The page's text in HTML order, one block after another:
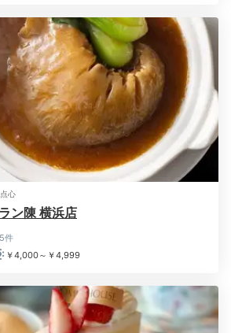
麗でずっと見ていられました。
+2
された
味わう
心
ン陳 横浜店
件
￥4,000～￥4,999